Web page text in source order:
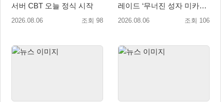
서버 CBT 오늘 정식 시작
2026.08.06 조회 98
레이드 ‘무너진 성자 미카엘
라’ 업데이트!
2026.08.06 조회 106